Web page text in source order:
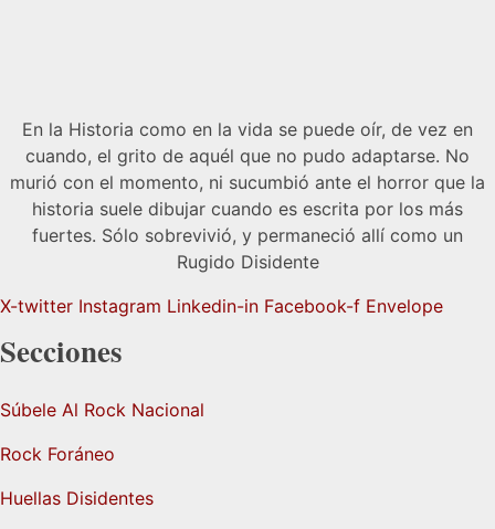
En la Historia como en la vida se puede oír, de vez en
cuando, el grito de aquél que no pudo adaptarse. No
murió con el momento, ni sucumbió ante el horror que la
historia suele dibujar cuando es escrita por los más
fuertes. Sólo sobrevivió, y permaneció allí como un
Rugido Disidente
X-twitter Instagram Linkedin-in Facebook-f Envelope
Secciones
Súbele Al Rock Nacional
Rock Foráneo
Huellas Disidentes